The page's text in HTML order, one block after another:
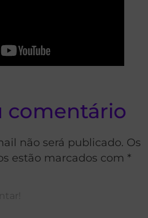
comentário
não será publicado. Os
estão marcados com *